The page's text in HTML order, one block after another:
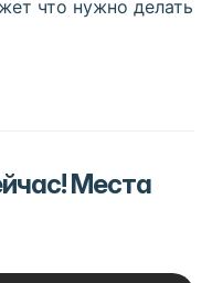
что нужно делать
Места